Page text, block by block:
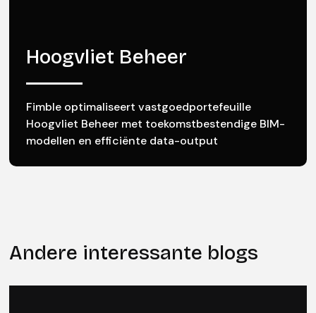
Hoogvliet Beheer
Fimble optimaliseert vastgoedportefeuille
Hoogvliet Beheer met toekomstbestendige BIM-
modellen en efficiënte data-output
Andere interessante blogs